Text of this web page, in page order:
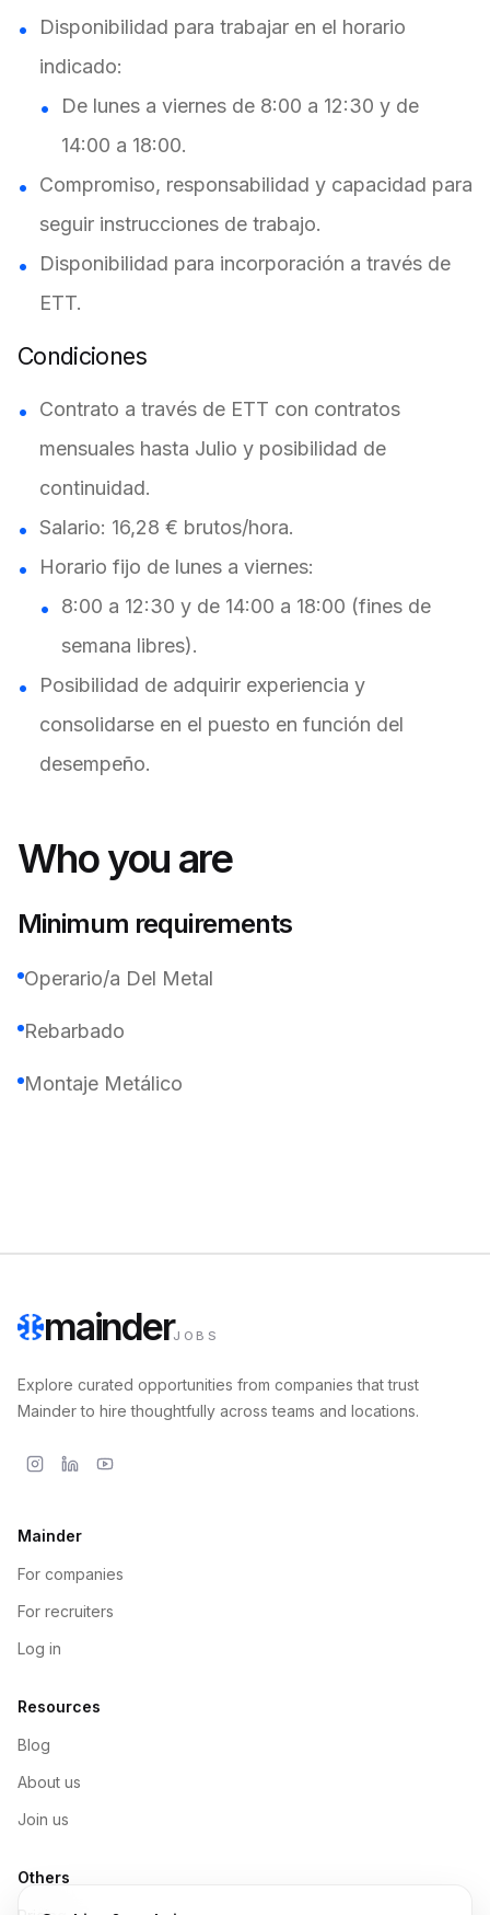
Disponibilidad para trabajar en el horario
indicado:
De lunes a viernes de 8:00 a 12:30 y de
14:00 a 18:00.
Compromiso, responsabilidad y capacidad para
seguir instrucciones de trabajo.
Disponibilidad para incorporación a través de
ETT.
Condiciones
Contrato a través de ETT con contratos
mensuales hasta Julio y posibilidad de
continuidad.
Salario: 16,28 € brutos/hora.
Horario fijo de lunes a viernes:
8:00 a 12:30 y de 14:00 a 18:00 (fines de
semana libres).
Posibilidad de adquirir experiencia y
consolidarse en el puesto en función del
desempeño.
Who you are
Minimum requirements
Operario/a Del Metal
Rebarbado
Montaje Metálico
mainderJOBS
Explore curated opportunities from companies that trust
Mainder to hire thoughtfully across teams and locations.
Mainder
For companies
For recruiters
Log in
Resources
Blog
About us
Join us
Others